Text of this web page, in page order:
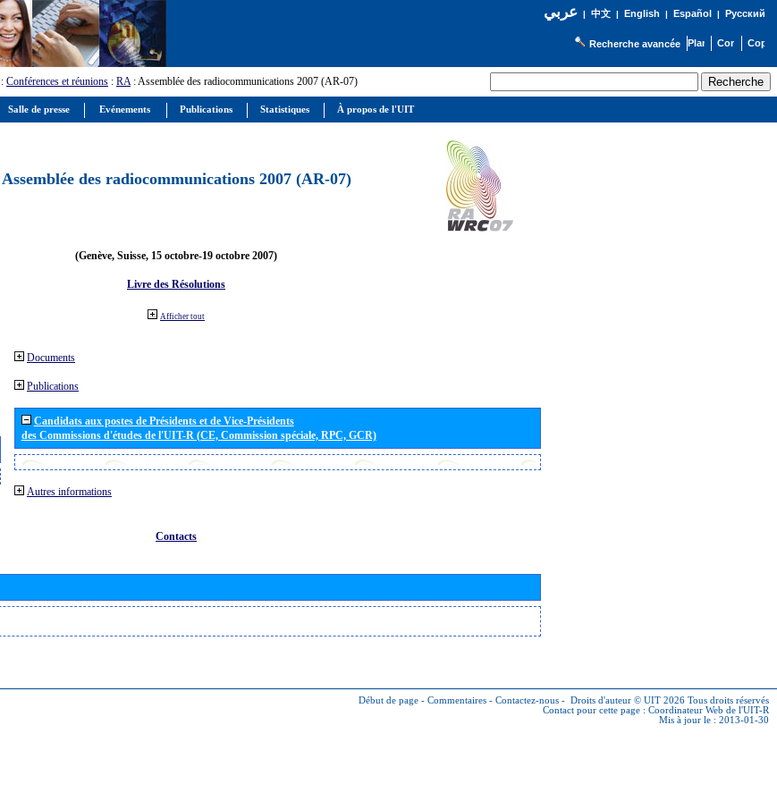
عربي| 中文| English | Español | Русский
Recherche avancée
: Conférences et réunions : RA: Assemblée des radiocommunications 2007 (AR-07)
Assemblée des radiocommunications 2007 (AR-07)
(Genève, Suisse, 15 octobre-19 octobre 2007)
Livre des Résolutions
Afficher tout
Documents
Publications
Candidats aux postes de Présidents et de Vice-Présidents
des Commissions d'études de l'UIT-R (CE, Commission spéciale, RPC, GCR)
Autres informations
Contacts
Début de page - Commentaires - Contactez-nous - Droits d'auteur © UIT 2026 Tous droits réservés
Contact pour cette page : Coordinateur Web de l'UIT-R
Mis à jour le : 2013-01-30
Salle de presse Evénements Publications Statistiques À propos de l'UIT